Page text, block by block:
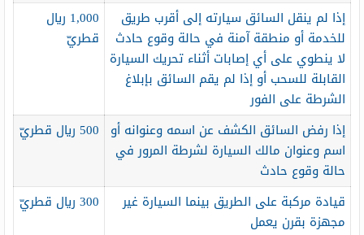
إذا لم ينقل السائق سيارته إلى أقرب طريق
للخدمة أو منطقة آمنة في حالة وقوع حادث
لا ينطوي على أي إصابات أثناء تحريك السيارة
القابلة للسحب أو إذا لم يقم السائق بإبلاغ
الشرطة على الفور
1,000 ريال
قطريّ
إذا رفض السائق الكشف عن اسمه وعنوانه أو
اسم وعنوان مالك السيارة لشرطة المرور في
حالة وقوع حادث
500 ريال قطريّ
قيادة مركبة على الطريق بينما السيارة غير
مجهزة بقرن يعمل
300 ريال قطريّ